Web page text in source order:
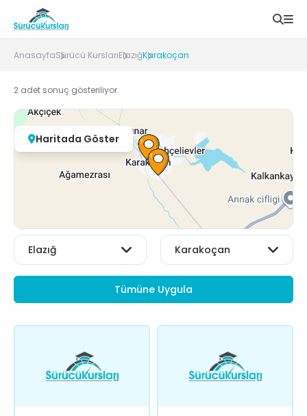
AnasayfaSürücü KurslarıElazığKarakoçan
2 adet sonuç gösteriliyor.
Haritada Göster
Tümüne Uygula